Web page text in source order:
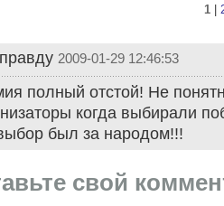
1
2009-01-29 12:46:53
полный отстой! Не
когда выбирали
был за народом!!!
свой